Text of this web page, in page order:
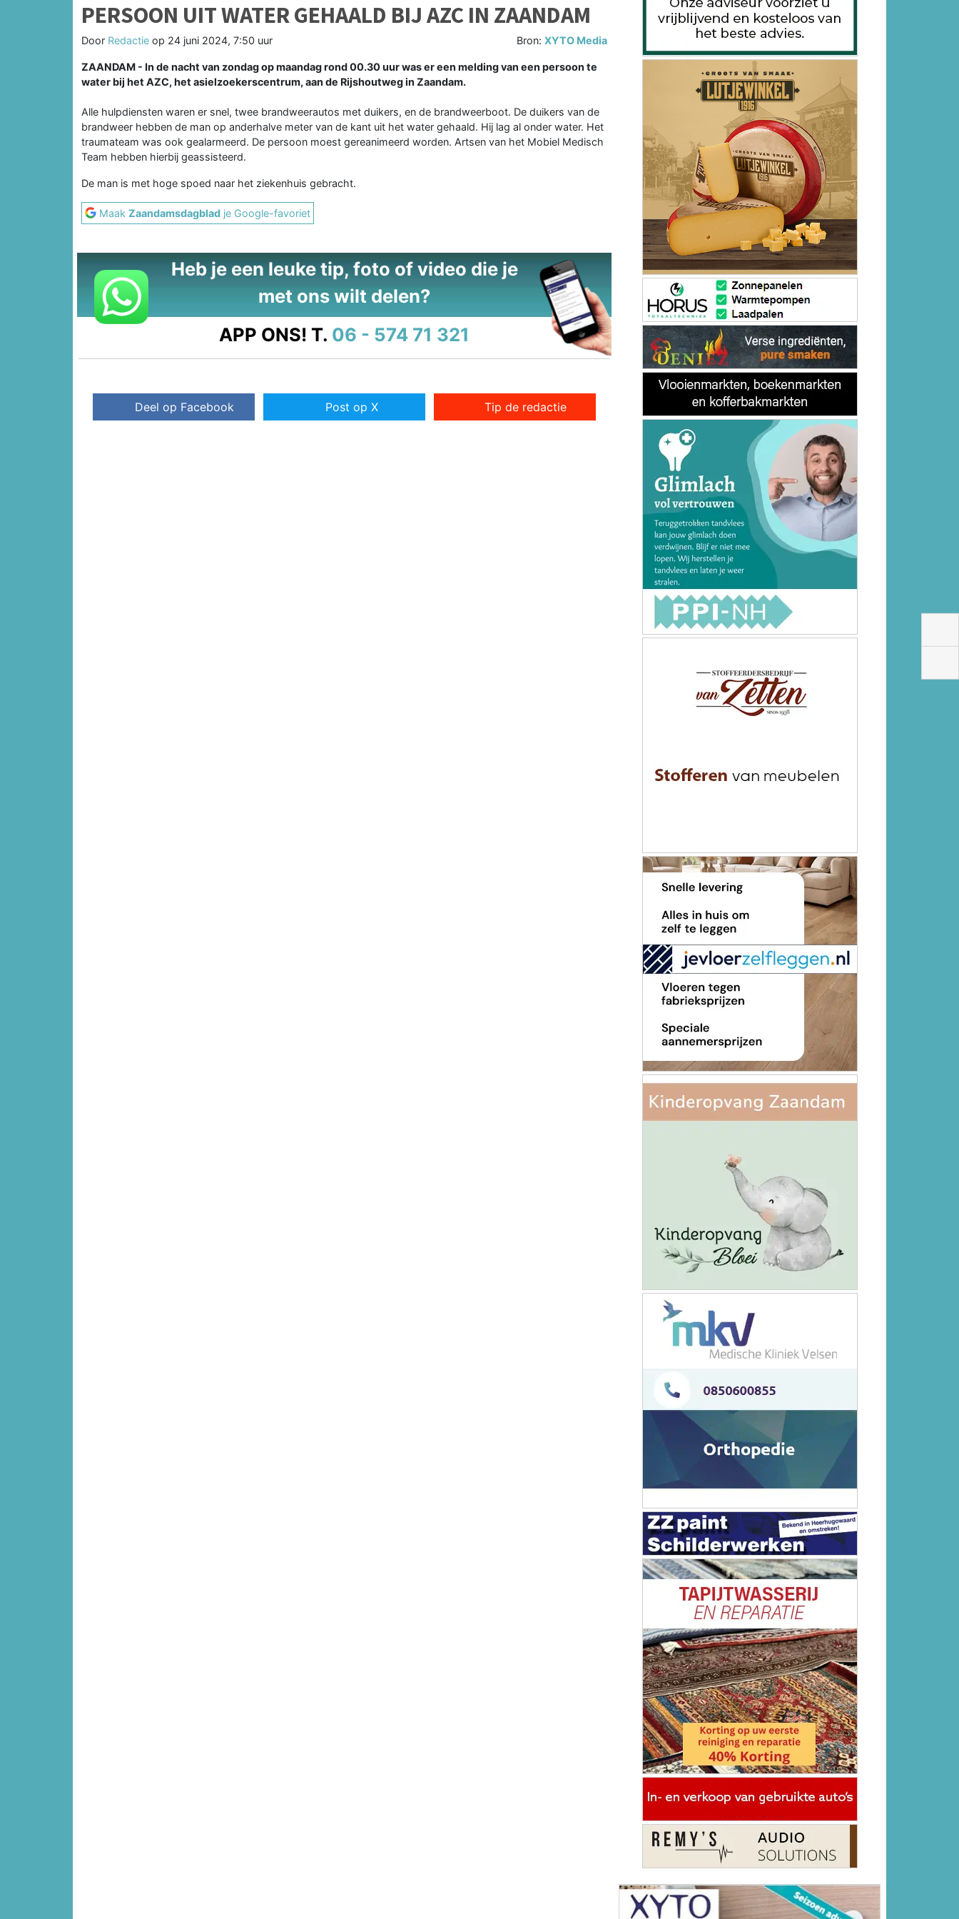
PERSOON UIT WATER GEHAALD BIJ AZC IN ZAANDAM
Door Redactie op 24 juni 2024, 7:50 uur Bron:XYTO Media
ZAANDAM - In de nacht van zondag op maandag rond 00.30 uur was er een melding van een persoon te
water bij het AZC, het asielzoekerscentrum, aan de Rijshoutweg in Zaandam.
Alle hulpdiensten waren er snel, twee brandweerautos met duikers, en de brandweerboot. De duikers van de
brandweer hebben de man op anderhalve meter van de kant uit het water gehaald. Hij lag al onder water. Het
traumateam was ook gealarmeerd. De persoon moest gereanimeerd worden. Artsen van het Mobiel Medisch
Team hebben hierbij geassisteerd.
De man is met hoge spoed naar het ziekenhuis gebracht.
Maak Zaandamsdagblad je Google-favoriet
Heb je een leuke tip, foto of video die je
met ons wilt delen?
APP ONS! T. 06 - 574 71 321
Deel op Facebook Post op X Tip de redactie